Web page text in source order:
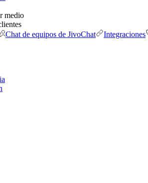
medio
Chat de equipos de JivoChat Integraciones